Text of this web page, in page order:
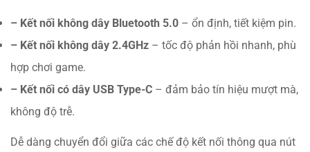
– Kết nối không dây Bluetooth 5.0 – ổn định, tiết kiệm pin.
– Kết nối không dây 2.4GHz – tốc độ phản hồi nhanh, phù
hợp chơi game.
– Kết nối có dây USB Type-C – đảm bảo tín hiệu mượt mà,
không độ trễ.
Dễ dàng chuyển đổi giữa các chế độ kết nối thông qua nút